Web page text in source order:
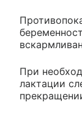
При
лактации